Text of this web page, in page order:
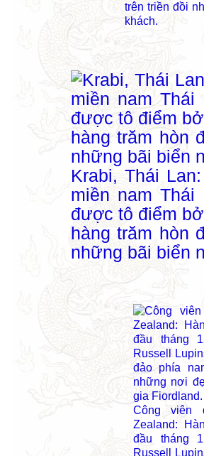
trên triền đồi
khách.
Krabi, Thái
miền nam Thái
được tô điểm
hàng trăm hòn
những bãi biển
Công viên
Zealand:
đầu tháng
Russell